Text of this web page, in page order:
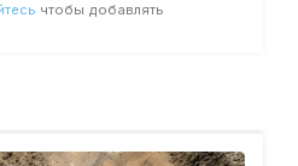
чтобы добавлять